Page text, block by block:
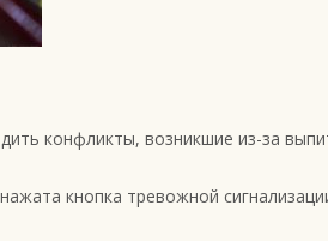
конфликты, возникшие из-за
кнопка тревожной